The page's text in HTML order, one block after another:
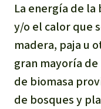
La energía de
y/o el calor que
madera, paja u
gran mayoría
de biomasa
de bosques y